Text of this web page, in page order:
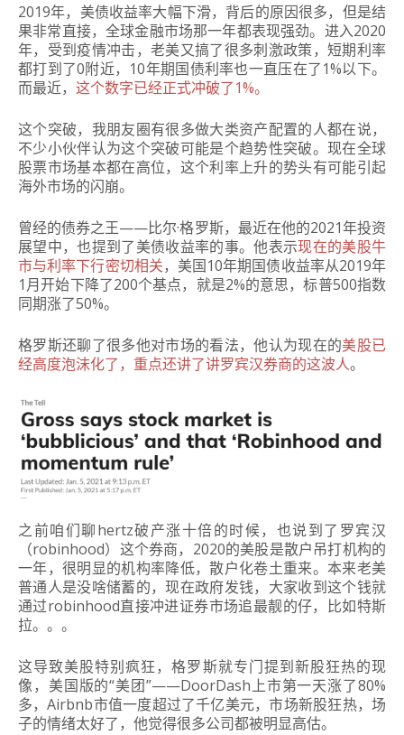
2019年，美债收益率大幅下滑，背后的原因很多，但是结
果非常直接，全球金融市场那一年都表现强劲。进入2020
年，受到疫情冲击，老美又搞了很多刺激政策，短期利率
都打到了0附近，10年期国债利率也一直压在了1%以下。
而最近， 这个数字已经正式冲破了1%。
这个突破，我朋友圈有很多做大类资产配置的人都在说，
不少小伙伴认为这个突破可能是个趋势性突破。现在全球
股票市场基本都在高位，这个利率上升的势头有可能引起
海外市场的闪崩。
曾经的债券之王——比尔·格罗斯，最近在他的2021年投资
展望中，也提到了美债收益率的事。他表示现在的美股牛
市与利率下行密切相关，美国10年期国债收益率从2019年
1月开始下降了200个基点，就是2%的意思，标普500指数
同期涨了50%。
格罗斯还聊了很多他对市场的看法，他认为现在的美股已
经高度泡沫化了，重点还讲了讲罗宾汉券商的这波人。
之前咱们聊hertz破产涨十倍的时候，也说到了罗宾汉
（robinhood）这个券商，2020的美股是散户吊打机构的
一年，很明显的机构率降低，散户化卷土重来。本来老美
普通人是没啥储蓄的，现在政府发钱，大家收到这个钱就
通过robinhood直接冲进证券市场追最靓的仔，比如特斯
拉。。。
这导致美股特别疯狂，格罗斯就专门提到新股狂热的现
像，美国版的“美团”——DoorDash上市第一天涨了80%
多，Airbnb市值一度超过了千亿美元，市场新股狂热，场
子的情绪太好了，他觉得很多公司都被明显高估。